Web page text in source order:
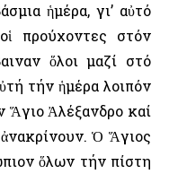
ἡμέρα, γι’ αὐτό
προύχοντες στόν
ὅλοι μαζί στό
τήν ἡμέρα λοιπόν
Ἅγιο Ἀλέξανδρο καί
Ὁ Ἅγιος
ὅλων τήν πίστη